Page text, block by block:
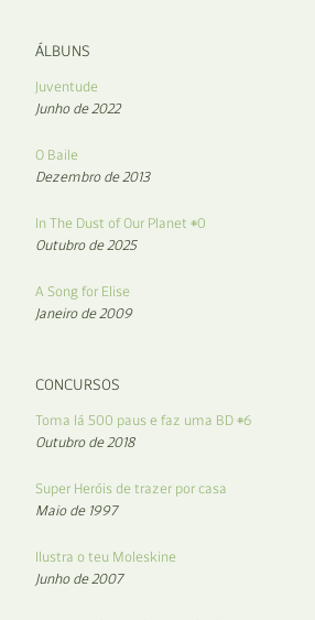
ÁLBUNS
Juventude
Junho de 2022
O Baile
Dezembro de 2013
In The Dust of Our Planet #0
Outubro de 2025
A Song for Elise
Janeiro de 2009
CONCURSOS
Toma lá 500 paus e faz uma BD #6
Outubro de 2018
Super Heróis de trazer por casa
Maio de 1997
Ilustra o teu Moleskine
Junho de 2007